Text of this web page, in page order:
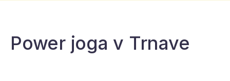
Power joga v Trnave